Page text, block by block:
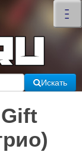
–
–
–
×
Искать